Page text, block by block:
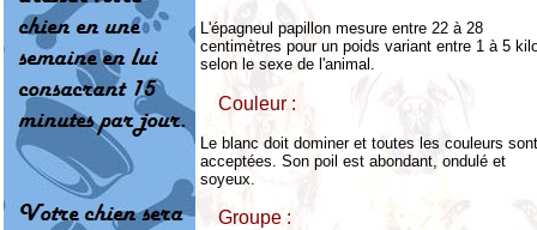
L'épagneul papillon mesure entre 22 à 28
centimètres pour un poids variant entre 1 à 5
selon le sexe de l'animal.
Couleur :
Le blanc doit dominer et toutes les couleurs sont
acceptées. Son poil est abondant, ondulé et
soyeux.
Groupe :